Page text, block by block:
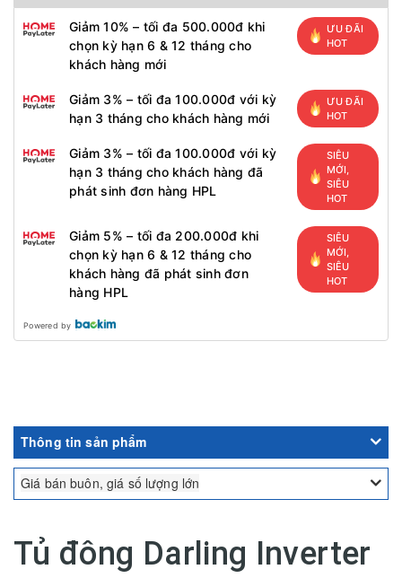
Giảm 10% – tối đa 500.000đ khi
chọn kỳ hạn 6 & 12 tháng cho
khách hàng mới
ƯU ĐÃI
HOT
Giảm 3% – tối đa 100.000đ với kỳ
hạn 3 tháng cho khách hàng mới
ƯU ĐÃI
HOT
Giảm 3% – tối đa 100.000đ với kỳ
hạn 3 tháng cho khách hàng đã
phát sinh đơn hàng HPL
SIÊU
MỚI,
SIÊU
HOT
Giảm 5% – tối đa 200.000đ khi
chọn kỳ hạn 6 & 12 tháng cho
khách hàng đã phát sinh đơn
hàng HPL
SIÊU
MỚI,
SIÊU
HOT
Powered by
Thông tin sản phẩm
Giá bán buôn, giá số lượng lớn
Tủ đông Darling Inverter